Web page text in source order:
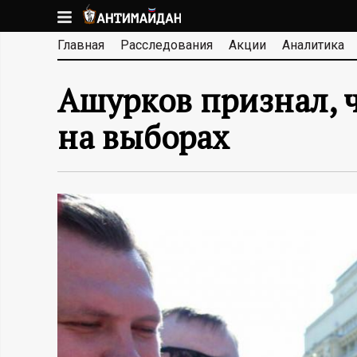
к
основномуА
Н
Т
И
М
А
Д
Главная Расследования Акции Аналитика
Ашурков признал,
на выборах